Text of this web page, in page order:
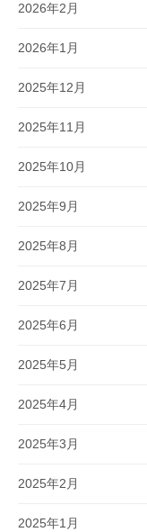
2026年2月
2026年1月
2025年12月
2025年11月
2025年10月
2025年9月
2025年8月
2025年7月
2025年6月
2025年5月
2025年4月
2025年3月
2025年2月
2025年1月